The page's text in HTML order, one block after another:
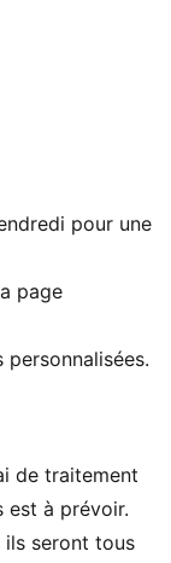
pour les
pulvériser ton
collection
l’humidité du
pendant tes
de matériaux
à l'avant
pour une
page
de traitement
est à prévoir.
ils seront tous